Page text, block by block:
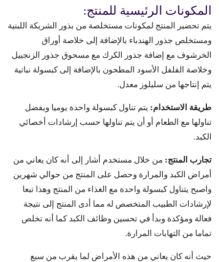
المكونات الرئيسية للمنتج:
يتم تحضير المنتج لمكونات مستخلصة من بذور الشريكة اللبنية
ومستخلص جذور الهندباء بالإضافة إلى خلاصة أوراق
الخرشوف مع إضافة جذور الكرك مع مسحوق جذور الزنجبيل
وخلاصة الفلفل الأسود المطحون بالإضافة إلى كبسولة نباتية
يتم إنتاجها من سليلوز معدل.
طريقة الاستخدام: يتم تناول كبسولة واحدة يوميا ويفضل
تناولها مع الطعام أو أن يتم تناولها حسب إرشادات أخصائي
الكبد.
تجارب المنتج: من خلال مستخدم أشار إلى أنه كان يعاني من
أمراض الكبد والمرارة وحصل على المنتج من حوالي شهرين
واصبح يتناول كبسولة واحدة مع الغذاء من المنتج وهذا تبعا
لإرشادات الطبيب المتخصص له مما أدى المنتج إلى نتيجة
فعالة ومؤكدة وبدأ في تحسين وظائف الكبد كما أنه تخلص
تماما من التهابات المرارة.
حيث أنه كان يعاني من هذه الأمراض لما يقرب من سبع